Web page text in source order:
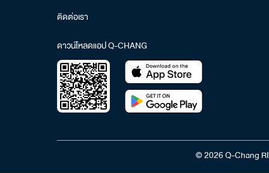
ติดต่อเรา
ดาวน์โหลดแอป Q-CHANG
© 2026 Q-Chang